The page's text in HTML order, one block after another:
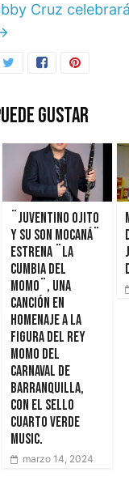
Cruz
gustar
¨JUVENTINO OJITO
Y SU SON MOCANÁ¨
estrena ¨LA
CUMBIA DEL
MOMO¨, UNA
CANCIÓN EN
HOMENAJE A LA
FIGURA DEL REY
MOMO DEL
CARNAVAL DE
BARRANQUILLA,
CON EL SELLO
CUARTO VERDE
MUSIC.
marzo 14, 2024